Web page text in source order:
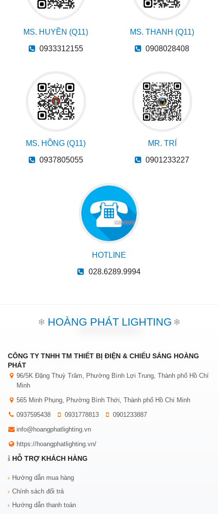
MS. HUYỀN (Q11)
0933312155
MS. THANH (Q11)
0908028408
MS. HỒNG (Q11)
0937805055
MR. TRÍ
0901233227
HOTLINE
028.6289.9994
HOÀNG PHÁT LIGHTING
CÔNG TY TNHH TM THIẾT BỊ ĐIỆN & CHIẾU SÁNG HOÀNG
PHÁT
96/5K Đặng Thuỳ Trâm, Phường Bình Lợi Trung, Thành phố Hồ Chí
Minh
565 Minh Phụng, Phường Bình Thới, Thành phố Hồ Chí Minh
0937595438
0931778813
0901233887
info@hoangphatlighting.vn
https://hoangphatlighting.vn/
HỖ TRỢ KHÁCH HÀNG
Hướng dẫn mua hàng
Chính sách đổi trả
Hướng dẫn thanh toán